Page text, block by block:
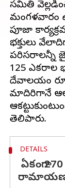
సమితి
మంగళవారం
పూజా
భక్తులు
పరిసరాలన్నీ
125
దేవాలయం
మాదిరిగానే
DETAILS
ఏకంగా
రామాయణ